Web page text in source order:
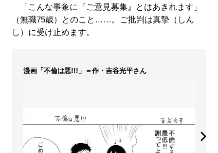
「こんな事象に『ご意見募集』とはあきれます」
（無職75歳）とのこと……。ご批判は真摯（しん
し）に受け止めます。
漫画「不倫は悪!!!」＝作・吉谷光平さん